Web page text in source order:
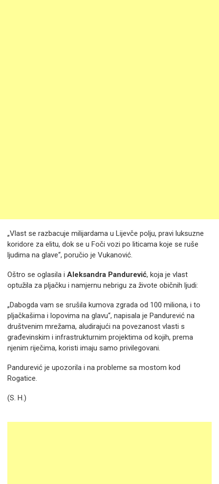
„Vlast se razbacuje milijardama u Lijevče polju, pravi luksuzne
koridore za elitu, dok se u Foči vozi po liticama koje se ruše
ljudima na glave“, poručio je Vukanović.
Oštro se oglasila i Aleksandra Pandurević, koja je vlast
optužila za pljačku i namjernu nebrigu za živote običnih ljudi:
„Dabogda vam se srušila kumova zgrada od 100 miliona, i to
pljačkašima i lopovima na glavu“, napisala je Pandurević na
društvenim mrežama, aludirajući na povezanost vlasti s
građevinskim i infrastrukturnim projektima od kojih, prema
njenim riječima, koristi imaju samo privilegovani.
Pandurević je upozorila i na probleme sa mostom kod
Rogatice.
(S. H.)